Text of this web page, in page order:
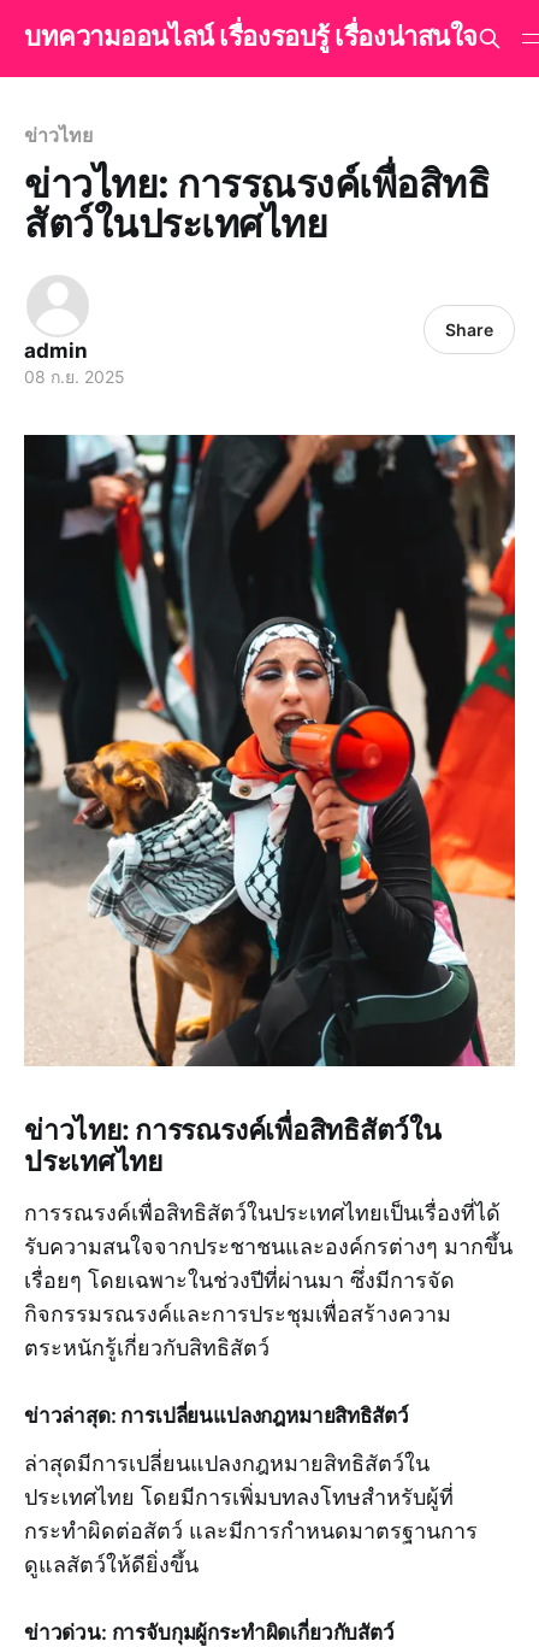
บทความออนไลน์ เรื่องรอบรู้ เรื่องน่าสนใจ
ข่าวไทย
ข่าวไทย: การรณรงค์เพื่อสิทธิ
สัตว์ในประเทศไทย
admin
08 ก.ย. 2025
Share
ข่าวไทย: การรณรงค์เพื่อสิทธิสัตว์ใน
ประเทศไทย
การรณรงค์เพื่อสิทธิสัตว์ในประเทศไทยเป็นเรื่องที่ได้
รับความสนใจจากประชาชนและองค์กรต่างๆ มากขึ้น
เรื่อยๆ โดยเฉพาะในช่วงปีที่ผ่านมา ซึ่งมีการจัด
กิจกรรมรณรงค์และการประชุมเพื่อสร้างความ
ตระหนักรู้เกี่ยวกับสิทธิสัตว์
ข่าวล่าสุด: การเปลี่ยนแปลงกฎหมายสิทธิสัตว์
ล่าสุดมีการเปลี่ยนแปลงกฎหมายสิทธิสัตว์ใน
ประเทศไทย โดยมีการเพิ่มบทลงโทษสำหรับผู้ที่
กระทำผิดต่อสัตว์ และมีการกำหนดมาตรฐานการ
ดูแลสัตว์ให้ดียิ่งขึ้น
ข่าวด่วน: การจับกุมผู้กระทำผิดเกี่ยวกับสัตว์